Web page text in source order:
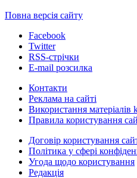
Повна версія сайту
Facebook
Twitter
RSS-стрічки
E-mail розсилка
Контакти
Реклама на сайті
Використання матеріалів
Правила користування
Договір користування
Політика у сфері
Угода щодо користування
Редакція